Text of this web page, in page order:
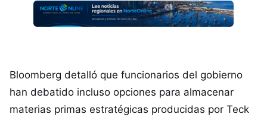
Bloomberg detalló que funcionarios del gobierno
han debatido incluso opciones para almacenar
materias primas estratégicas producidas por Teck